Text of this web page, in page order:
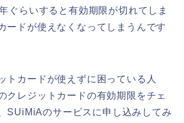
ぐらいすると有効期限が切れてしま
ードが使えなくなってしまうんです
トカードが使えずに困っている人
クレジットカードの有効期限をチェ
SUiMiAのサービスに申し込みしてみ